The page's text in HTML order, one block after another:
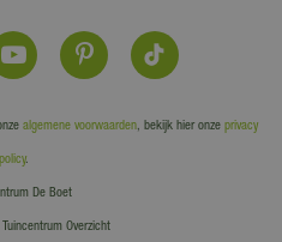
algemene voorwaarden, bekijk hier onze privacy
policy.
De Boet
Tuincentrum Overzicht